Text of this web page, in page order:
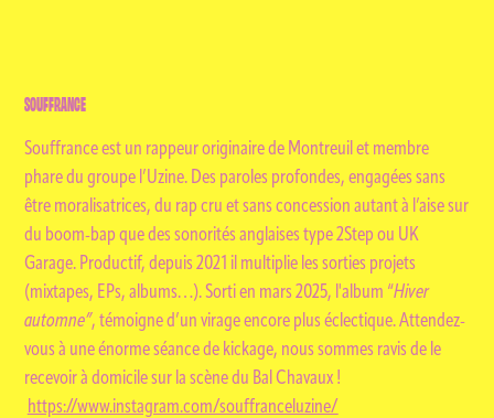
SOUFFRANCE
Souffrance est un rappeur originaire de Montreuil et membre
phare du groupe l’Uzine. Des paroles profondes, engagées sans
être moralisatrices, du rap cru et sans concession autant à l’aise sur
du boom-bap que des sonorités anglaises type 2Step ou UK
Garage. Productif, depuis 2021 il multiplie les sorties projets
(mixtapes, EPs, albums…). Sorti en mars 2025, l'album “Hiver
automne”, témoigne d’un virage encore plus éclectique. Attendez-
vous à une énorme séance de kickage, nous sommes ravis de le
recevoir à domicile sur la scène du Bal Chavaux !
https://www.instagram.com/souffranceluzine/